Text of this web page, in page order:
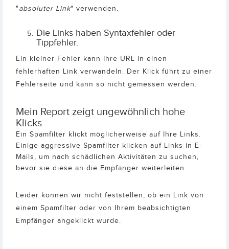
"absoluter Link" verwenden.
Die Links haben Syntaxfehler oder
Tippfehler.
Ein kleiner Fehler kann Ihre URL in einen
fehlerhaften Link verwandeln. Der Klick führt zu einer
Fehlerseite und kann so nicht gemessen werden.
Mein Report zeigt ungewöhnlich hohe
Klicks
Ein Spamfilter klickt möglicherweise auf Ihre Links.
Einige aggressive Spamfilter klicken auf Links in E-
Mails, um nach schädlichen Aktivitäten zu suchen,
bevor sie diese an die Empfänger weiterleiten.
Leider können wir nicht feststellen, ob ein Link von
einem Spamfilter oder von Ihrem beabsichtigten
Empfänger angeklickt wurde.